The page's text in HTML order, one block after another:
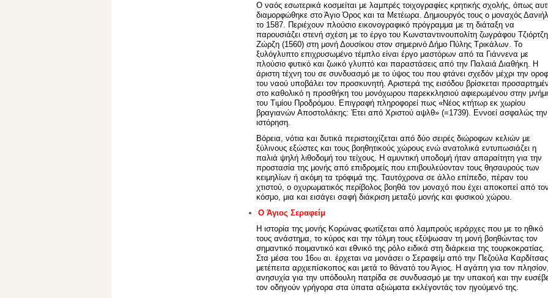
Ο ναός εσωτερικά κοσμείται με λαμπρές τοιχογραφίες κρητικής σχολής, όπως
διαμορφώθηκε στο Άγιο Όρος και τα Μετέωρα. Δημιουργός τους ο μοναχός Δανιήλ
το 1587. Περιέχουν πλούσιο εικονογραφικό πρόγραμμα με τη διάταξη να
παρουσιάζει στενή σχέση με το έργο του Κωνσταντινουπολίτη ζωγράφου
Ζώρζη (1560) στη μονή Δουσίκου στον σημερινό Δήμο Πύλης Τρικάλων. Το
ξυλόγλυπτο επιχρυσωμένο τέμπλο είναι έργο μαστόρων από τα Γιάννενα με
πλούσιο φυτικό και ζωικό γλυπτό και παραστάσεις από την Παλαιά Διαθήκη. Η
άριστη τέχνη του σε συνδυασμό με το ύψος του που φτάνει σχεδόν μέχρι την
του ναού υποβάλει τον προσκυνητή. Αριστερά της εισόδου βρίσκεται
στο καθολικό η προσθήκη του μονόχωρου παρεκκλησιού αφιερωμένου στην
του Τιμίου Προδρόμου. Επιγραφή πληροφορεί πως «Νέος κτήτωρ εκ χωρίου
βραγιανών Αποστολάκης: Έτει από Χριστού αψλθ» (=1739). Εννοεί ασφαλώς την
ιστόρηση.
Βόρεια, νότια και δυτικά περιστοιχίζεται από δύο σειρές διώροφων κελιών με
ξύλινους εξώστες και τους βοηθητικούς χώρους ενώ ανατολικά εντυπωσιάζει η
παλιά ψηλή λιθοδομή του τείχους. Η αμυντική υποδομή ήταν απαραίτητη για την
προστασία της μονής από επιδρομείς που επιβουλεύονταν τους θησαυρούς των
κειμηλίων ή ακόμη τα τρόφιμά της. Ταυτόχρονα σε άλλο επίπεδο, πέραν του
χτιστού, ο οχυρωματικός περίβολος βοηθά τον μοναχό που έχει αποκοπεί από τον
κόσμο, μια και εισάγει σαφή διάκριση μεταξύ μονής και φυσικού χώρου.
Ο Άγιος Σεραφείμ
Η ιστορία της μονής Κορώνας φωτίζεται από λαμπρούς ιεράρχες που με το ηθικό
τους ανάστημα, το κύρος και την τόλμη τους εξύψωσαν τη μονή βοηθώντας τον
σημαντικό ποιμαντικό και εθνικό της ρόλο ειδικά στη διάρκεια της τουρκοκρατίας.
Στα μέσα του 16ου αι. έρχεται να μονάσει ο Σεραφείμ από την Πεζούλα Καρδίτσας
μετέπειτα αρχιεπίσκοπος και μετά το θάνατό του Άγιος. Η αγάπη για τον
ανησυχία για την υπόδουλη πατρίδα σε συνδυασμό με την υπακοή και την
τον οδηγούν γρήγορα στα ύπατα αξιώματα εκλέγοντάς τον ηγούμενό της.